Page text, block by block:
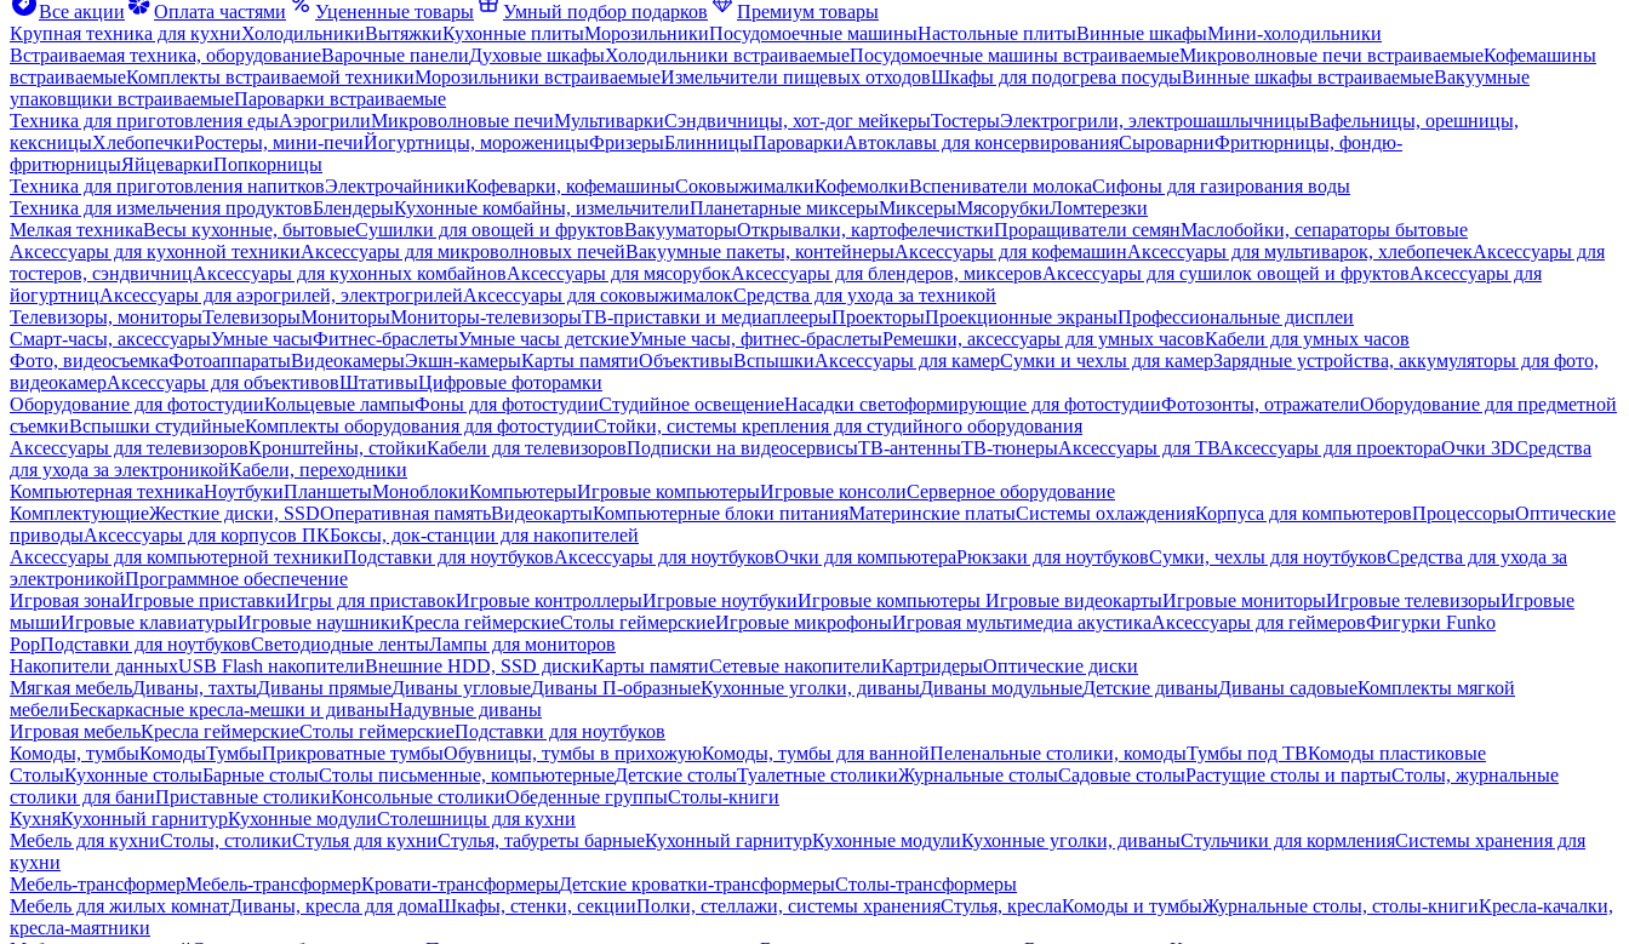
Все акции
Оплата частями Уцененные товары Умный подбор подарков
Премиум товары
Крупная техника для кухниХолодильникиВытяжкиКухонные плитыМорозильникиПосудомоечные машиныНастольные плитыВинные шкафыМини-холодильники
Встраиваемая техника, оборудованиеВарочные панелиДуховые шкафыХолодильники встраиваемыеПосудомоечные машины встраиваемыеМикроволновые печи встраиваемыеКофемашины
встраиваемыеКомплекты встраиваемой техникиМорозильники встраиваемыеИзмельчители пищевых отходовШкафы для подогрева посудыВинные шкафы встраиваемыеВакуумные
упаковщики встраиваемыеПароварки встраиваемые
Техника для приготовления едыАэрогрилиМикроволновые печиМультиваркиСэндвичницы, хот-дог мейкерыТостерыЭлектрогрили, электрошашлычницыВафельницы, орешницы,
кексницыХлебопечкиРостеры, мини-печиЙогуртницы, мороженицыФризерыБлинницыПароваркиАвтоклавы для консервированияСыроварниФритюрницы, фондю-
фритюрницыЯйцеваркиПопкорницы
Техника для приготовления напитковЭлектрочайникиКофеварки, кофемашиныСоковыжималкиКофемолкиВспениватели молокаСифоны для газирования воды
Техника для измельчения продуктовБлендерыКухонные комбайны, измельчителиПланетарные миксерыМиксерыМясорубкиЛомтерезки
Мелкая техникаВесы кухонные, бытовыеСушилки для овощей и фруктовВакууматорыОткрывалки, картофелечисткиПроращиватели семянМаслобойки, сепараторы бытовые
Аксессуары для кухонной техникиАксессуары для микроволновых печейВакуумные пакеты, контейнерыАксессуары для кофемашинАксессуары для мультиварок, хлебопечекАксессуары для
тостеров, сэндвичницАксессуары для кухонных комбайновАксессуары для мясорубокАксессуары для блендеров, миксеровАксессуары для сушилок овощей и фруктовАксессуары для
йогуртницАксессуары для аэрогрилей, электрогрилейАксессуары для соковыжималокСредства для ухода за техникой
Телевизоры, мониторыТелевизорыМониторыМониторы-телевизорыТВ-приставки и медиаплеерыПроекторыПроекционные экраныПрофессиональные дисплеи
Смарт-часы, аксессуарыУмные часыФитнес-браслетыУмные часы детскиеУмные часы, фитнес-браслетыРемешки, аксессуары для умных часовКабели для умных часов
Фото, видеосъемкаФотоаппаратыВидеокамерыЭкшн-камерыКарты памятиОбъективыВспышкиАксессуары для камерСумки и чехлы для камерЗарядные устройства, аккумуляторы для фото,
видеокамерАксессуары для объективовШтативыЦифровые фоторамки
Оборудование для фотостудииКольцевые лампыФоны для фотостудииСтудийное освещениеНасадки светоформирующие для фотостудииФотозонты, отражателиОборудование для предметной
съемкиВспышки студийныеКомплекты оборудования для фотостудииСтойки, системы крепления для студийного оборудования
Аксессуары для телевизоровКронштейны, стойкиКабели для телевизоровПодписки на видеосервисыТВ-антенныТВ-тюнерыАксессуары для ТВАксессуары для проектораОчки 3DСредства
для ухода за электроникойКабели, переходники
Компьютерная техникаНоутбукиПланшетыМоноблокиКомпьютерыИгровые компьютерыИгровые консолиСерверное оборудование
КомплектующиеЖесткие диски, SSDОперативная памятьВидеокартыКомпьютерные блоки питанияМатеринские платыСистемы охлажденияКорпуса для компьютеровПроцессорыОптические
приводыАксессуары для корпусов ПКБоксы, док-станции для накопителей
Аксессуары для компьютерной техникиПодставки для ноутбуковАксессуары для ноутбуковОчки для компьютераРюкзаки для ноутбуковСумки, чехлы для ноутбуковСредства для ухода за
электроникойПрограммное обеспечение
Игровая зонаИгровые приставкиИгры для приставокИгровые контроллерыИгровые ноутбукиИгровые компьютеры Игровые видеокартыИгровые мониторыИгровые телевизорыИгровые
мышиИгровые клавиатурыИгровые наушникиКресла геймерскиеСтолы геймерскиеИгровые микрофоныИгровая мультимедиа акустикаАксессуары для геймеровФигурки Funko
PopПодставки для ноутбуковСветодиодные лентыЛампы для мониторов
Накопители данныхUSB Flash накопителиВнешние HDD, SSD дискиКарты памятиСетевые накопителиКартридерыОптические диски
Мягкая мебельДиваны, тахтыДиваны прямыеДиваны угловыеДиваны П-образныеКухонные уголки, диваныДиваны модульныеДетские диваныДиваны садовыеКомплекты мягкой
мебелиБескаркасные кресла-мешки и диваныНадувные диваны
Игровая мебельКресла геймерскиеСтолы геймерскиеПодставки для ноутбуков
Комоды, тумбыКомодыТумбыПрикроватные тумбыОбувницы, тумбы в прихожуюКомоды, тумбы для ваннойПеленальные столики, комодыТумбы под ТВКомоды пластиковые
СтолыКухонные столыБарные столыСтолы письменные, компьютерныеДетские столыТуалетные столикиЖурнальные столыСадовые столыРастущие столы и партыСтолы, журнальные
столики для баниПриставные столикиКонсольные столикиОбеденные группыСтолы-книги
КухняКухонный гарнитурКухонные модулиСтолешницы для кухни
Мебель для кухниСтолы, столикиСтулья для кухниСтулья, табуреты барныеКухонный гарнитурКухонные модулиКухонные уголки, диваныСтульчики для кормленияСистемы хранения для
кухни
Мебель-трансформерМебель-трансформерКровати-трансформерыДетские кроватки-трансформерыСтолы-трансформеры
Мебель для жилых комнатДиваны, кресла для домаШкафы, стенки, секцииПолки, стеллажи, системы храненияСтулья, креслаКомоды и тумбыЖурнальные столы, столы-книгиКресла-качалки,
кресла-маятники